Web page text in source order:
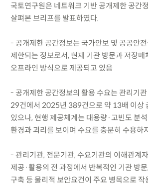
국토연구원은 네트워크 기반 공개제한 공간
살펴본 브리프를 발표하였다.
- 공개제한 공간정보는 국가안보 및 공공안
제한되는 정보로서, 현재 기관 방문과 저장매
오프라인 방식으로 제공되고 있음
- 공개제한 공간정보의 활용 수요는 관리기
29건에서 2025년 389건으로 약 13배 이상
있으나, 현행 제공체계는 대용량·고빈도 분
환경과 괴리를 보이며 수요를 충분히 수용하
- 관리기관, 전문기관, 수요기관의 이해관계
제공·활용의 전 과정에서 반복적인 기관 방
구축 등 물리적 보안요건이 주요 병목으로